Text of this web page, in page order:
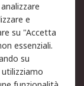
Privacy -
generali di
e
su "Accetta
essenziali.
su
utilizziamo